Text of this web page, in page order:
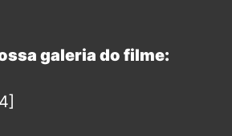
galeria do filme: